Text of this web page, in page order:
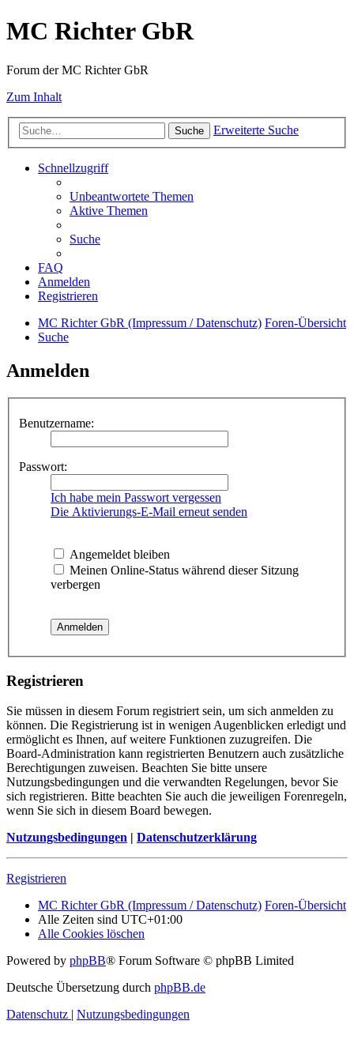
MC Richter GbR
Forum der MC Richter GbR
Zum Inhalt
Suche Erweiterte Suche
Schnellzugriff
Unbeantwortete Themen
Aktive Themen
Suche
FAQ
Anmelden
Registrieren
MC Richter GbR (Impressum / Datenschutz) Foren-Übersicht
Suche
Anmelden
Benutzername:
Passwort:
Ich habe mein Passwort vergessen
Die Aktivierungs-E-Mail erneut senden
Angemeldet bleiben
Meinen Online-Status während dieser Sitzung
verbergen
Registrieren
Sie müssen in diesem Forum registriert sein, um sich anmelden zu
können. Die Registrierung ist in wenigen Augenblicken erledigt und
ermöglicht es Ihnen, auf weitere Funktionen zuzugreifen. Die
Board-Administration kann registrierten Benutzern auch zusätzliche
Berechtigungen zuweisen. Beachten Sie bitte unsere
Nutzungsbedingungen und die verwandten Regelungen, bevor Sie
sich registrieren. Bitte beachten Sie auch die jeweiligen Forenregeln,
wenn Sie sich in diesem Board bewegen.
Nutzungsbedingungen | Datenschutzerklärung
Registrieren
MC Richter GbR (Impressum / Datenschutz) Foren-Übersicht
Alle Zeiten sind UTC+01:00
Alle Cookies löschen
Powered by phpBB® Forum Software © phpBB Limited
Deutsche Übersetzung durch phpBB.de
Datenschutz | Nutzungsbedingungen